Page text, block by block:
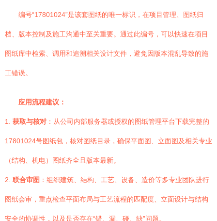
编号“17801024”是该套图纸的唯一标识，在项目管理、图纸归
档、版本控制及施工沟通中至关重要。通过此编号，可以快速在项目
图纸库中检索、调用和追溯相关设计文件，避免因版本混乱导致的施
工错误。
应用流程建议：
1. 获取与核对 ：从公司内部服务器或授权的图纸管理平台下载完整的
17801024号图纸包，核对图纸目录，确保平面图、立面图及相关专业
（结构、机电）图纸齐全且版本最新。
2. 联合审图 ：组织建筑、结构、工艺、设备、造价等多专业团队进行
图纸会审，重点检查平面布局与工艺流程的匹配度、立面设计与结构
安全的协调性，以及是否存在“错、漏、碰、缺”问题。